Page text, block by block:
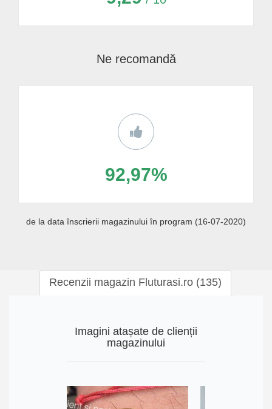
Ne recomandă
92,97%
de la data înscrierii magazinului în program (16-07-2020)
Recenzii magazin Fluturasi.ro (135)
Imagini atașate de clienții
magazinului